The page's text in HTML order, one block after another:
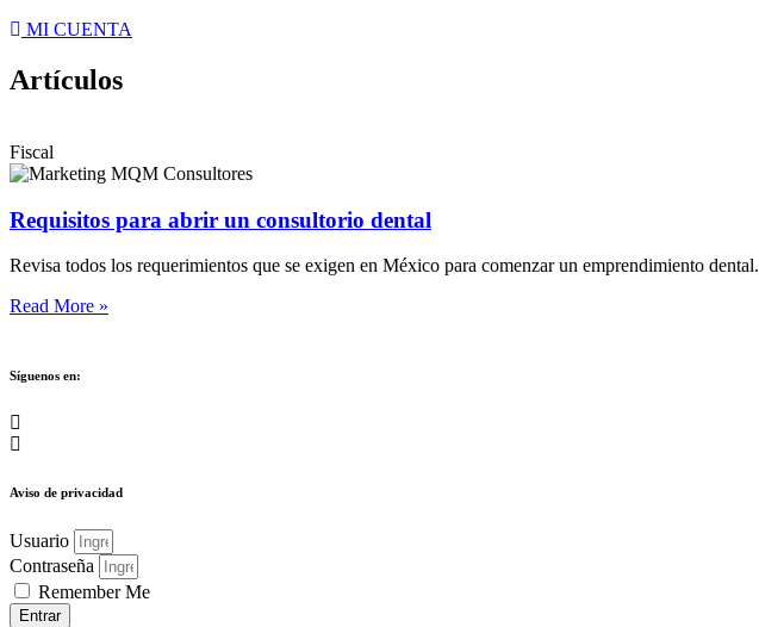
MI CUENTA
Artículos
Fiscal
Requisitos para abrir un consultorio dental
Revisa todos los requerimientos que se exigen en México para comenzar un emprendimiento dental.
Read More »
Síguenos en:
Aviso de privacidad
Usuario
Contraseña
Remember Me
Entrar